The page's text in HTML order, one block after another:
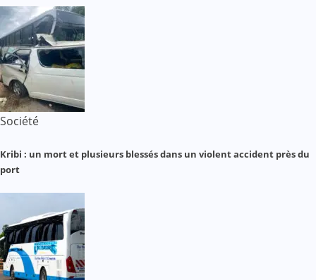
Société
Kribi : un mort et plusieurs blessés dans un violent accident près du
port